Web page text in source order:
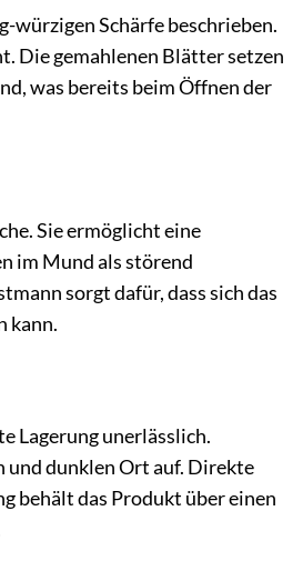
würzigen Schärfe beschrieben.
Die gemahlenen Blätter setzen
was bereits beim Öffnen der
Sie ermöglicht eine
im Mund als störend
sorgt dafür, dass sich das
kann.
Lagerung unerlässlich.
und dunklen Ort auf. Direkte
behält das Produkt über einen